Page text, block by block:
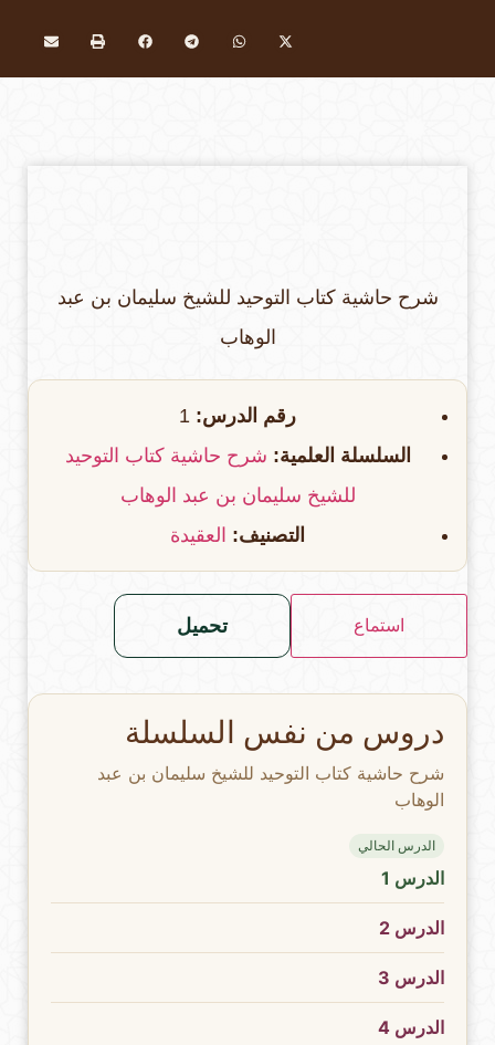
شرح حاشية كتاب التوحيد للشيخ سليمان بن عبد
الوهاب
رقم الدرس: 1
السلسلة العلمية: شرح حاشية كتاب التوحيد
للشيخ سليمان بن عبد الوهاب
التصنيف: العقيدة
استماع تحميل
دروس من نفس السلسلة
شرح حاشية كتاب التوحيد للشيخ سليمان بن عبد
الوهاب
الدرس الحالي
الدرس 1
الدرس 2
الدرس 3
الدرس 4